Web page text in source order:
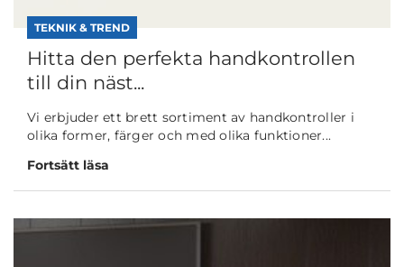
TEKNIK & TREND
Hitta den perfekta handkontrollen
till din näst...
Vi erbjuder ett brett sortiment av handkontroller i
olika former, färger och med olika funktioner...
Fortsätt läsa